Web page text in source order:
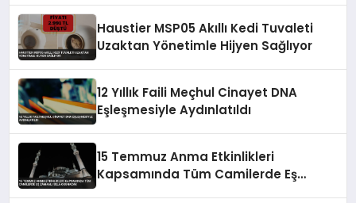
Haustier MSP05 Akıllı Kedi Tuvaleti
Uzaktan Yönetimle Hijyen Sağlıyor
12 Yıllık Faili Meçhul Cinayet DNA
Eşleşmesiyle Aydınlatıldı
15 Temmuz Anma Etkinlikleri
Kapsamında Tüm Camilerde Eş